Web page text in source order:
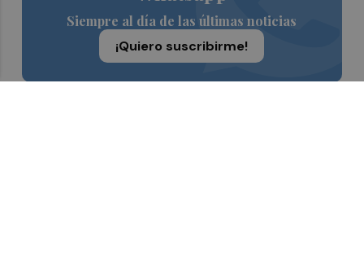
Siempre al día de las últimas noticias
¡Quiero suscribirme!